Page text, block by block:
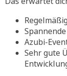
Azubi-
Sehr gute